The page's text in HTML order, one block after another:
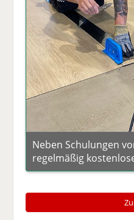
Neben Schulungen
regelmäßig